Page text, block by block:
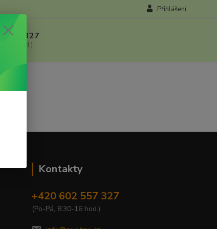
Přihlášení
557 327
16 hod.)
Kontakty
+420 602 557 327
(Po-Pá, 8:30-16 hod.)